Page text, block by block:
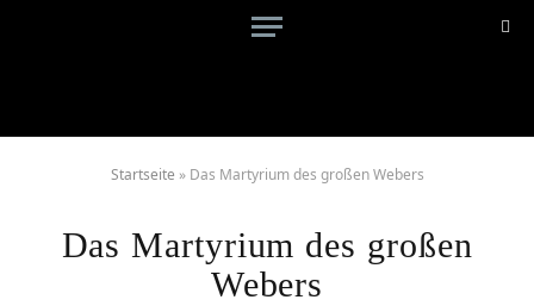
Startseite » Das Martyrium des großen Webers
Das Martyrium des großen
Webers